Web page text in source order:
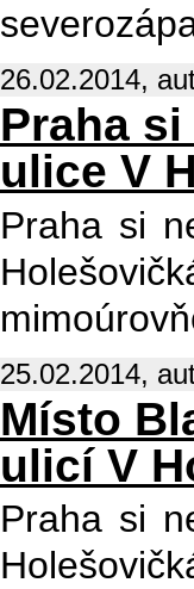
26.02.2014,
Praha
ulice V
Praha si
25.02.2014,
Místo
ulicí V
Praha si